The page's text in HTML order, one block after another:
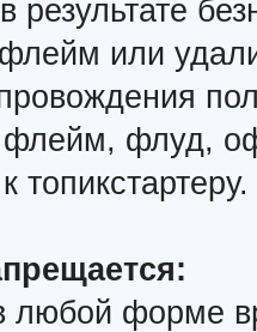
результате
или
флуд,
любой форме